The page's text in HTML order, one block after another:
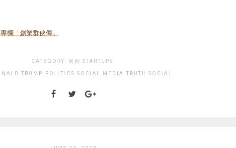
專欄「創業群俠傳」
CATEGORY: 初創 STARTUPS
TRUMP POLITICS SOCIAL MEDIA TRUTH SOCIAL